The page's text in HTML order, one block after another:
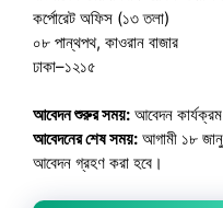
কর্পোরেট অফিস (১৩ তলা)
০৮ পান্থপথ, কাওরান বাজার
ঢাকা–১২১৫
আবেদন শুরুর সময়: আবেদন
আবেদনের শেষ সময়: আগামী ১৮
আবেদন গ্রহণ করা হবে।